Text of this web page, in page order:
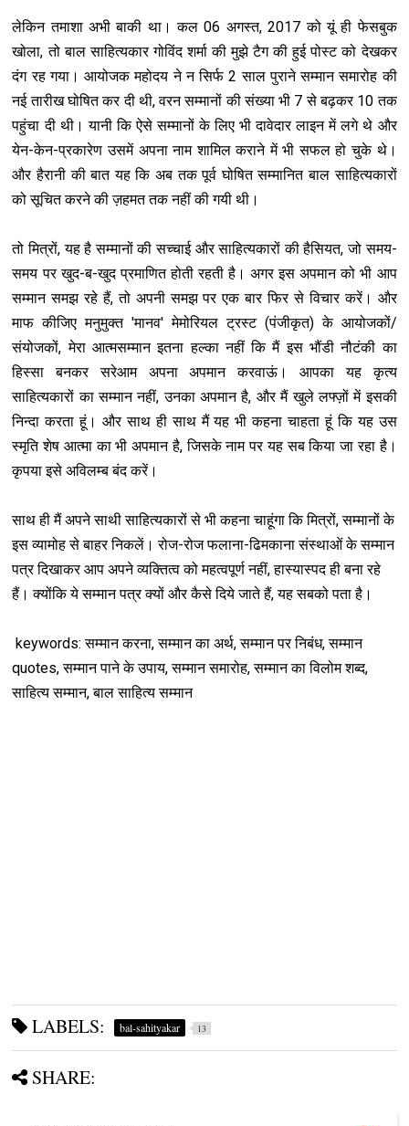
लेकिन तमाशा अभी बाकी था। कल 06 अगस्त, 2017 को यूं ही फेसबुक
खोला, तो बाल साहित्यकार गोविंद शर्मा की मुझे टैग की हुई पोस्ट को देखकर
दंग रह गया। आयोजक महोदय ने न सिर्फ 2 साल पुराने सम्मान समारोह की
नई तारीख घोष‍ित कर दी थी, वरन सम्मानों की संख्या भी 7 से बढ़कर 10 तक
पहुंचा दी थी। यानी कि ऐसे सम्मानों के लिए भी दावेदार लाइन में लगे थे और
येन-केन-प्रकारेण उसमें अपना नाम शामिल कराने में भी सफल हो चुके थे।
और हैरानी की बात यह कि अब तक पूर्व घोष‍ित सम्मानित बाल साहित्यकारों
को सूचित करने की ज़हमत तक नहीं की गयी थी।
तो मित्रों, यह है सम्मानों की सच्चाई और साहित्यकारों की हैसियत, जो समय-
समय पर खुद-ब-खुद प्रमाण‍ित होती रहती है। अगर इस अपमान को भी आप
सम्मान समझ रहे हैं, तो अपनी समझ पर एक बार फिर से विचार करें। और
माफ कीजिए मनुमुक्त 'मानव' मेमोरियल ट्रस्ट (पंजीकृत) के आयोजकों/
संयोजकों, मेरा आत्मसम्मान इतना हल्का नहीं कि मैं इस भौंडी नौटंकी का
हिस्सा बनकर सरेआम अपना अपमान करवाऊं। आपका यह कृत्य
साहित्यकारों का सम्मान नहीं, उनका अपमान है, और मैं खुले लफ्ज़ों में इसकी
निन्दा करता हूं। और साथ ही साथ मैं यह भी कहना चाहता हूं कि यह उस
स्मृति शेष आत्मा का भी अपमान है, जिसके नाम पर यह सब किया जा रहा है।
कृपया इसे अविलम्ब बंद करें।
साथ ही मैं अपने साथी साहित्यकारों से भी कहना चाहूंगा कि मित्रों, सम्मानों के
इस व्यामोह से बाहर निकलें। रोज-रोज फलाना-ढिमकाना संस्थाओं के सम्मान
पत्र दिखाकर आप अपने व्यक्तित्व को महत्वपूर्ण नहीं, हास्यास्पद ही बना रहे
हैं। क्योंकि ये सम्मान पत्र क्यों और कैसे दिये जाते हैं, यह सबको पता है।
keywords: सम्मान करना, सम्मान का अर्थ, सम्मान पर निबंध, सम्मान
quotes, सम्मान पाने के उपाय, सम्मान समारोह, सम्मान का विलोम शब्द,
साहित्य सम्मान, बाल साहित्य सम्मान
LABELS: bal-sahityakar 13
SHARE: